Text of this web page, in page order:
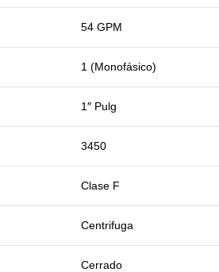
54 GPM
1 (Monofásico)
1″ Pulg
3450
Clase F
Centrifuga
Cerrado